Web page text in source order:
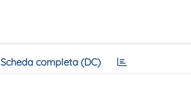
Scheda completa (DC)